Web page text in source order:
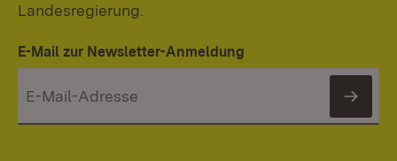
Landesregierung.
E-Mail zur Newsletter-Anmeldung